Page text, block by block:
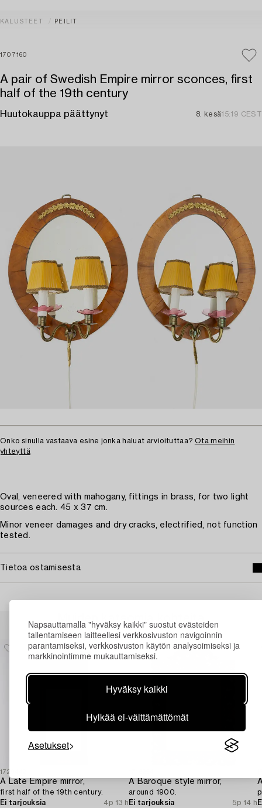
Napsauttamalla "hyväksy kaikki" suostut evästeiden
tallentamiseen laitteellesi verkkosivuston navigoinnin
parantamiseksi, verkkosivuston käytön analysoimiseksi ja
markkinointimme mukauttamiseksi.
Hyväksy kaikki
Hylkää ei-välttämättömät
Asetukset
KALUSTEET PEILIT
1707160
A pair of Swedish Empire mirror sconces, first
half of the 19th century
Huutokauppa päättynyt 8. kesä15:19 CEST
Onko sinulla vastaava esine jonka haluat arvioituttaa? Ota meihin
yhteyttä
Oval, veneered with mahogany, fittings in brass, for two light
sources each. 45 x 37 cm.
Minor veneer damages and dry cracks, electrified, not function
tested.
Tietoa ostamisesta
Muiden katsomia kohteita
1729442
A Late Empire mirror,
first half of the 19th century.
Ei tarjouksia
4p 13 h
A Baroque style mirror,
around 1900.
Ei tarjouksia
5p 14 h